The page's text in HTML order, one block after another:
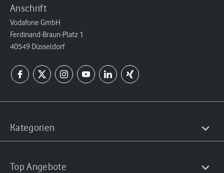
Anschrift
Vodafone GmbH
Ferdinand-Braun-Platz 1
40549 Düsseldorf
Kategorien
Top Angebote